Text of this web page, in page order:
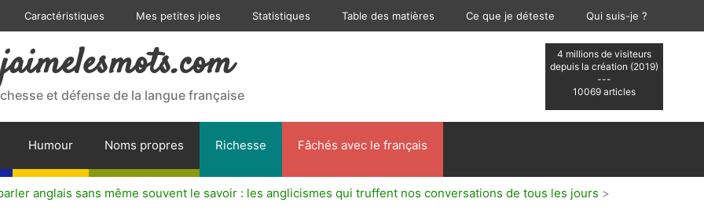
Caractéristiques Mes petites joies Statistiques Table des matières Ce que je déteste Qui suis-je ?
4 millions de visiteurs
depuis la création (2019)
---
10069 articles
jaimelesmots.com
et défense de la langue française
Humour Noms propres Richesse Fâchés avec le français
anglais sans même souvent le savoir : les anglicismes qui truffent nos conversations de tous les jours >